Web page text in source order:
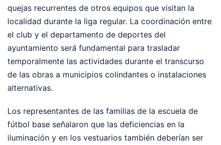
quejas recurrentes de otros equipos que visitan la
localidad durante la liga regular. La coordinación entre
el club y el departamento de deportes del
ayuntamiento será fundamental para trasladar
temporalmente las actividades durante el transcurso
de las obras a municipios colindantes o instalaciones
alternativas.
Los representantes de las familias de la escuela de
fútbol base señalaron que las deficiencias en la
iluminación y en los vestuarios también deberían ser